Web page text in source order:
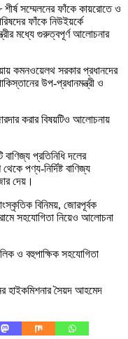
সম্মেলনের ফাঁকে কায়রোতে ও
ফাঁকে নিউইয়র্কে
মধ্যে গুরুত্বপূর্ণ আলোচনার
কমনওয়েলথ সরকার প্রধানদের
উপ-প্রধানমন্ত্রী ও
করার বিষয়টিও আলোচনায়
প্রতিনিধি দলের
পণ্য-নির্দিষ্ট বাণিজ্য
দেয়।
বিনিময়, জোরপূর্বক
সহযোগিতা নিয়েও আলোচনা
ও বহুপাক্ষিক সহযোগিতা
হাইকমিশনার সৈয়দ আহমেদ